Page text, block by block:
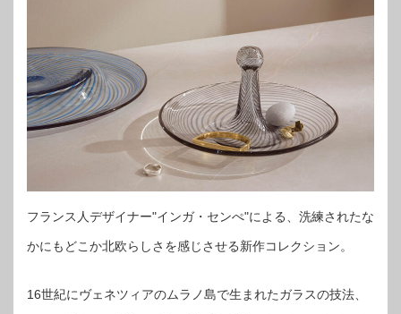
フランス人デザイナー"インガ・センぺ"による、洗練されたな
かにもどこか北欧らしさを感じさせる新作コレクション。
16世紀にヴェネツィアのムラノ島で生まれたガラスの技法、